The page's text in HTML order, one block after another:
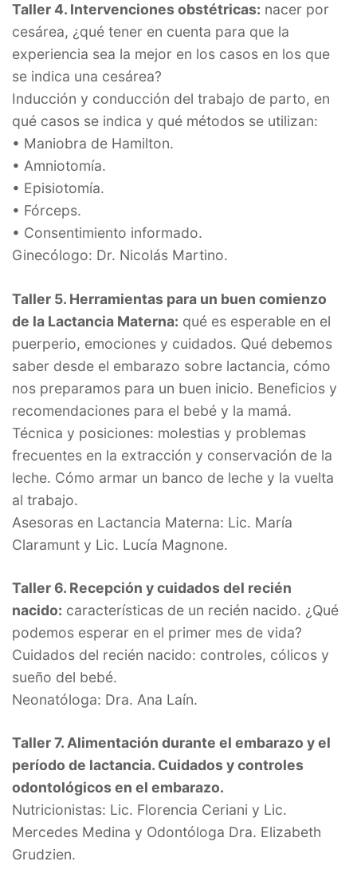
Taller 4. Intervenciones obstétricas: nacer por
cesárea, ¿qué tener en cuenta para que la
experiencia sea la mejor en los casos en los que
se indica una cesárea?
Inducción y conducción del trabajo de parto, en
qué casos se indica y qué métodos se utilizan:
• Maniobra de Hamilton.
• Amniotomía.
• Episiotomía.
• Fórceps.
• Consentimiento informado.
Ginecólogo: Dr. Nicolás Martino.
Taller 5. Herramientas para un buen comienzo
de la Lactancia Materna: qué es esperable en el
puerperio, emociones y cuidados. Qué debemos
saber desde el embarazo sobre lactancia, cómo
nos preparamos para un buen inicio. Beneficios y
recomendaciones para el bebé y la mamá.
Técnica y posiciones: molestias y problemas
frecuentes en la extracción y conservación de la
leche. Cómo armar un banco de leche y la vuelta
al trabajo.
Asesoras en Lactancia Materna: Lic. María
Claramunt y Lic. Lucía Magnone.
Taller 6. Recepción y cuidados del recién
nacido: características de un recién nacido. ¿Qué
podemos esperar en el primer mes de vida?
Cuidados del recién nacido: controles, cólicos y
sueño del bebé.
Neonatóloga: Dra. Ana Laín.
Taller 7. Alimentación durante el embarazo y el
período de lactancia. Cuidados y controles
odontológicos en el embarazo.
Nutricionistas: Lic. Florencia Ceriani y Lic.
Mercedes Medina y Odontóloga Dra. Elizabeth
Grudzien.